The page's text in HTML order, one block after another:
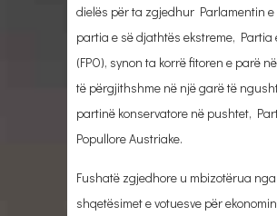
dielës për ta zgjedhur Parlamentin e
partia e së djathtës ekstreme, Partia
(FPO), synon ta korrë fitoren e parë
të përgjithshme në një garë të
partinë konservatore në pushtet,
Popullore Austriake.
Fushatë zgjedhore u mbizotërua nga
shqetësimet e votuesve për